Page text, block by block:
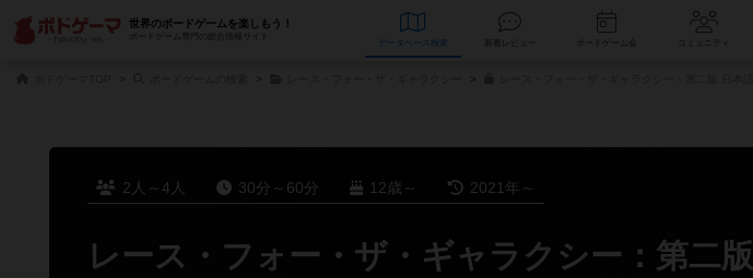
世界のボードゲームを楽しもう！
ボードゲーム専門の総合情報サイト
データベース
2人～4人 30分～60分 12歳～ 2021年～
レース・フォー・ザ・ギャラクシー：第二版